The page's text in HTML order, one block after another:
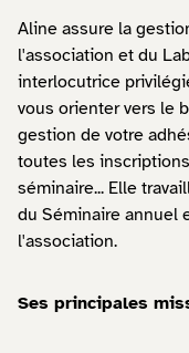
Aline assure la
l'association et du
interlocutrice
vous orienter vers le
gestion de votre
toutes les
séminaire... Elle
du Séminaire annuel
l'association.
Ses principales